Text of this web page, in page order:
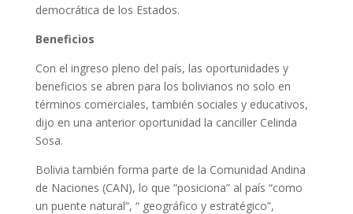
democrática de los Estados.
Beneficios
Con el ingreso pleno del país, las oportunidades y
beneficios se abren para los bolivianos no solo en
términos comerciales, también sociales y educativos,
dijo en una anterior oportunidad la canciller Celinda
Sosa.
Bolivia también forma parte de la Comunidad Andina
de Naciones (CAN), lo que “posiciona” al país “como
un puente natural”, “ geográfico y estratégico”,